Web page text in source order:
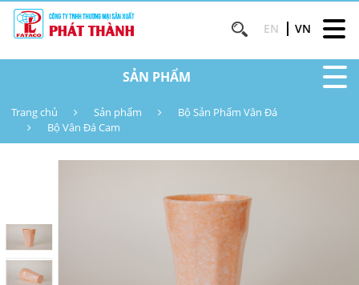
EN VN
SẢN PHẨM
Trang chủ Sản phẩm
Bộ Sản Phẩm Vân Đá
Bộ Vân Đá Cam